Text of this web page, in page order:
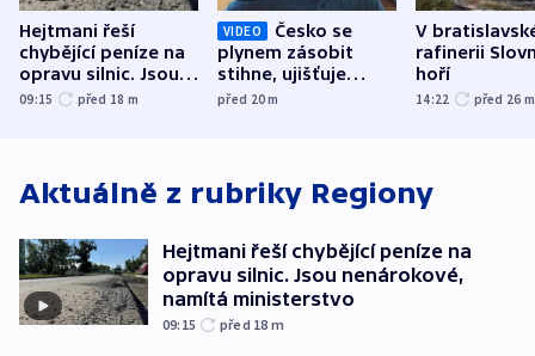
Hejtmani řeší
chybějící peníze na
opravu silnic. Jsou
nenárokové, namítá
09:15 před 18 m
VIDEO
Česko se
plynem zásobit
stihne, ujišťuje
expert. Snížení cen
před 20m
V
rafinerii
hoří
14:22 před 26 m
Aktuálně z rubriky Regiony
Hejtmani řeší chybějící peníze na
opravu silnic. Jsou nenárokové,
namítá ministerstvo
09:15 před 18 m